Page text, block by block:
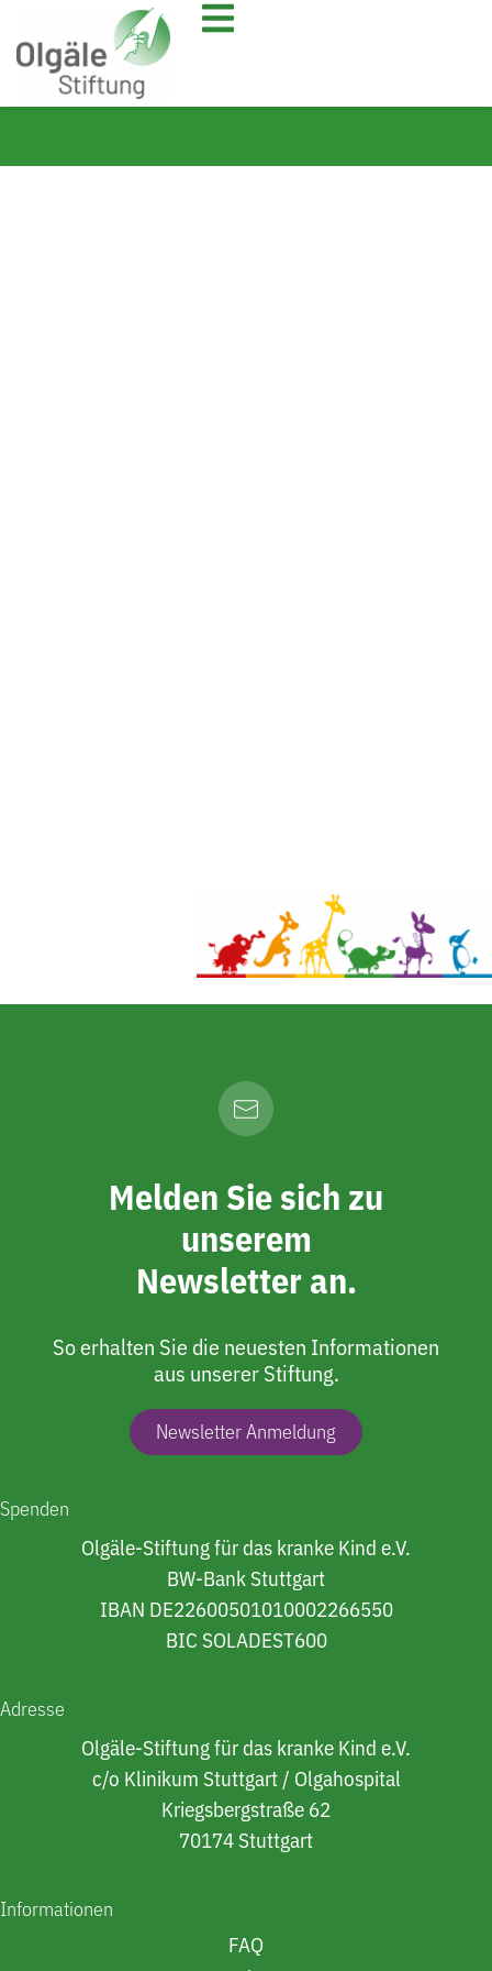
Melden Sie sich zu
unserem
Newsletter an.
So erhalten Sie die neuesten Informationen
aus unserer Stiftung.
Newsletter Anmeldung
Spenden
Olgäle-Stiftung für das kranke Kind e.V.
BW-Bank Stuttgart
IBAN DE22600501010002266550
BIC SOLADEST600
Adresse
Olgäle-Stiftung für das kranke Kind e.V.
c/o Klinikum Stuttgart / Olgahospital
Kriegsbergstraße 62
70174 Stuttgart
Informationen
FAQ